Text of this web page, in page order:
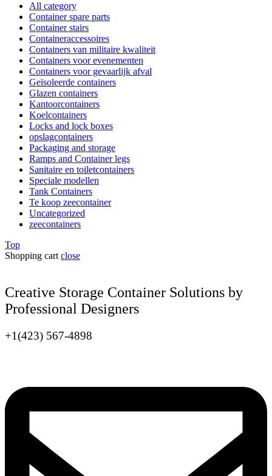
All category
Container spare parts
Container stairs
Containeraccessoires
Containers van militaire kwaliteit
Containers voor evenementen
Containers voor gevaarlijk afval
Geïsoleerde containers
Glazen containers
Kantoorcontainers
Koelcontainers
Locks and lock boxes
opslagcontainers
Packaging and storage
Ramps and Container legs
Sanitaire en toiletcontainers
Speciale modellen
Tank Containers
Te koop zeecontainer​
Uncategorized
zeecontainers
Top
Shopping cart close
Creative Storage Container Solutions by
Professional Designers
+1(423) 567-4898